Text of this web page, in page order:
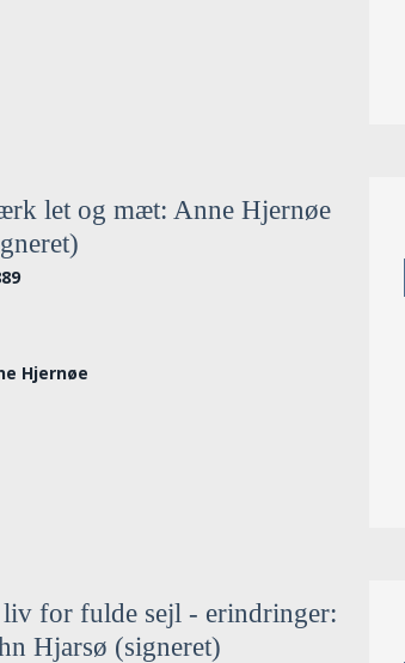
let og mæt: Anne Hjernøe
Hjernøe
for fulde sejl - erindringer:
Hjarsø (signeret)